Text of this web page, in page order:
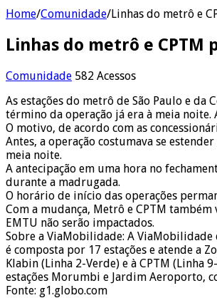
Home/Comunidade/Linhas do metrô e
Linhas do metrô e CPTM
Comunidade 582 Acessos
As estações do metrô de São Paulo e
término da operação já era à meia noite.
O motivo, de acordo com as
Antes, a operação costumava se
meia noite.
A antecipação em uma hora no
durante a madrugada.
O horário de início das operações
Com a mudança, Metrô e CPTM
EMTU não serão impactados.
Sobre a ViaMobilidade: A ViaMobilidade
é composta por 17 estações e atende a
Klabin (Linha 2-Verde) e à CPTM (Linha
estações Morumbi e Jardim Aeroporto,
Fonte: g1.globo.com